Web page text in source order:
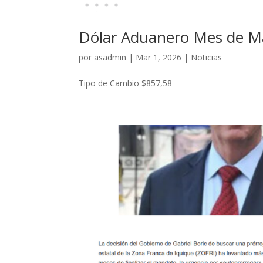
Dólar Aduanero Mes de
por asadmin | Mar 1, 2026 | Noticias
Tipo de Cambio $857,58